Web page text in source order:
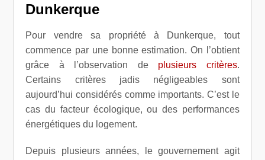
Dunkerque
Pour vendre sa propriété à Dunkerque, tout
commence par une bonne estimation. On l’obtient
grâce à l’observation de plusieurs critères.
Certains critères jadis négligeables sont
aujourd’hui considérés comme importants. C’est le
cas du facteur écologique, ou des performances
énergétiques du logement.
Depuis plusieurs années, le gouvernement agit